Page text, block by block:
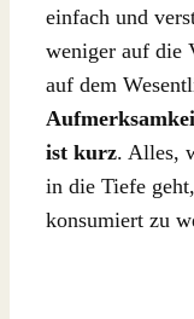
einfach und
weniger auf die
auf dem
ist kurz. Alles,
in die Tiefe
konsumiert zu